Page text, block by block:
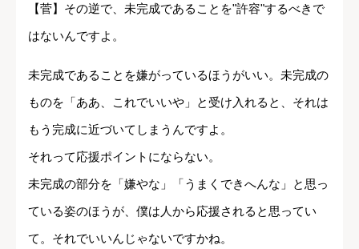
【菅】その逆で、未完成であることを"許容"するべきで
はないんですよ。
未完成であることを嫌がっているほうがいい。未完成の
ものを「ああ、これでいいや」と受け入れると、それは
もう完成に近づいてしまうんですよ。
それって応援ポイントにならない。
未完成の部分を「嫌やな」「うまくできへんな」と思っ
ている姿のほうが、僕は人から応援されると思ってい
て。それでいいんじゃないですかね。